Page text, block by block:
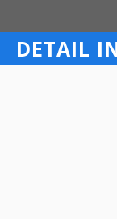
to
content
DETAIL